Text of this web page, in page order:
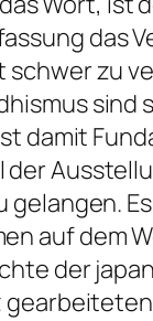
das
schwer zu
sind
damit
auf dem
der